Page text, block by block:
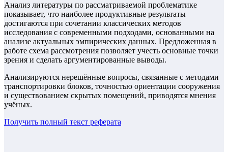
Анализ литературы по рассматриваемой проблематике
показывает, что наиболее продуктивные результаты
достигаются при сочетании классических методов
исследования с современными подходами, основанными на
анализе актуальных эмпирических данных. Предложенная в
работе схема рассмотрения позволяет учесть основные точки
зрения и сделать аргументированные выводы.
Анализируются нерешённые вопросы, связанные с методами
транспортировки блоков, точностью ориентации сооружения
и существованием скрытых помещений, приводятся мнения
учёных.
Получить полный текст реферата